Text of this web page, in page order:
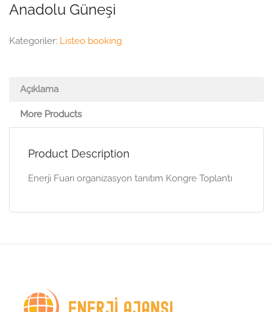
Anadolu Güneşi
Kategoriler: Listeo booking
Açıklama
More Products
Product Description
Enerji Fuarı organizasyon tanıtım Kongre Toplantı